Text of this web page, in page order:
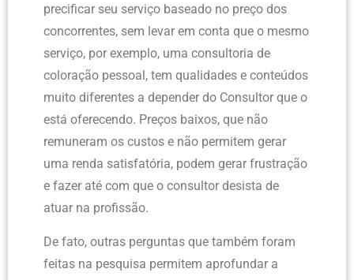
precificar seu serviço baseado no preço dos
concorrentes, sem levar em conta que o mesmo
serviço, por exemplo, uma consultoria de
coloração pessoal, tem qualidades e conteúdos
muito diferentes a depender do Consultor que o
está oferecendo. Preços baixos, que não
remuneram os custos e não permitem gerar
uma renda satisfatória, podem gerar frustração
e fazer até com que o consultor desista de
atuar na profissão.
De fato, outras perguntas que também foram
feitas na pesquisa permitem aprofundar a